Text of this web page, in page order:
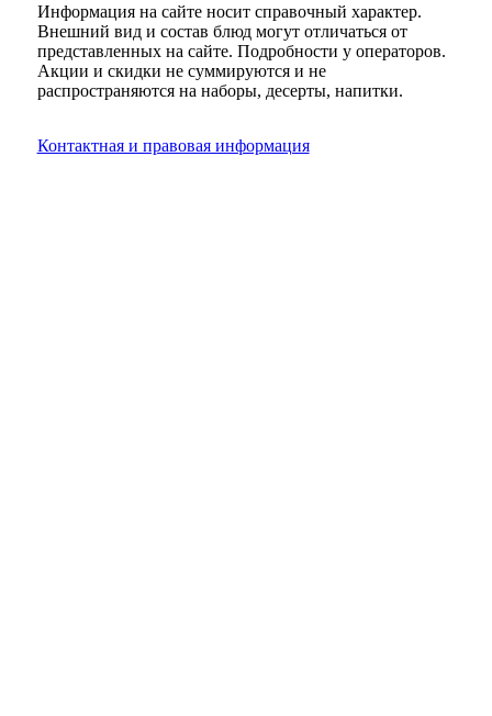
Информация на сайте носит справочный характер.
Внешний вид и состав блюд могут отличаться от
представленных на сайте. Подробности у операторов.
Акции и скидки не суммируются и не
распространяются на наборы, десерты, напитки.
Контактная и правовая информация